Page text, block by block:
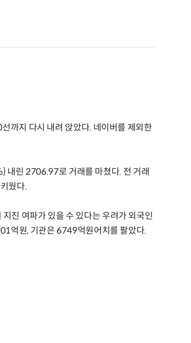
까지 다시 내려 앉았다. 네이버를 제외한
내린 2706.97로 거래를 마쳤다. 전 거래
웠다.
진 여파가 있을 수 있다는 우려가 외국인
억원, 기관은 6749억원어치를 팔았다.